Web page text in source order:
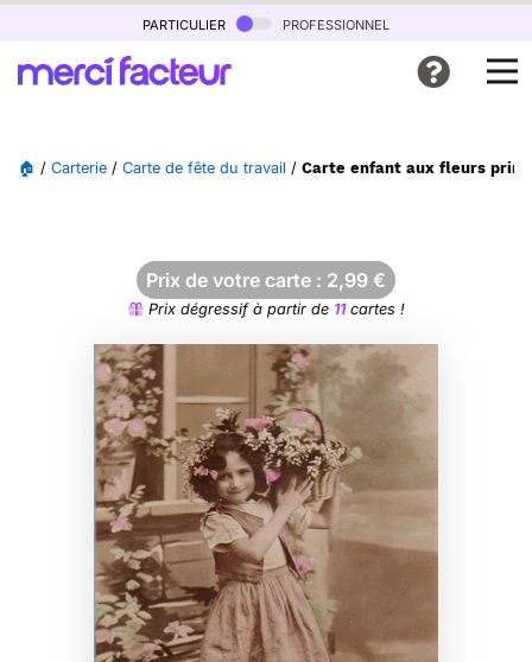
particulier professionnel
🏠 / Carterie / Carte de fête du travail / Carte enfant aux fleurs
Prix de votre carte : 2,99 €
Prix dégressif à partir de 11cartes !